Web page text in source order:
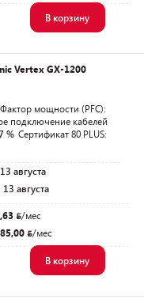
В корзину
Vertex GX-1200
Фактор мощности (PFC):
подключение кабелей
% Сертификат 80 PLUS:
августа
13 августа
/мес
85,00 /мес
В корзину